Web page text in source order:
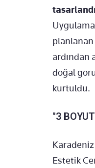
planlanan
ardından
doğal
kurtuldu.
"3
Estetik